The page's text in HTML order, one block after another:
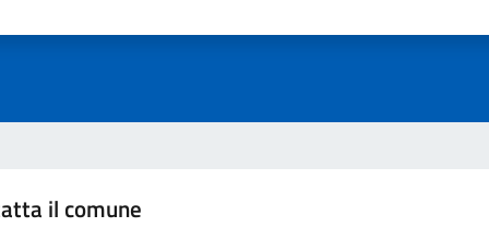
il comune